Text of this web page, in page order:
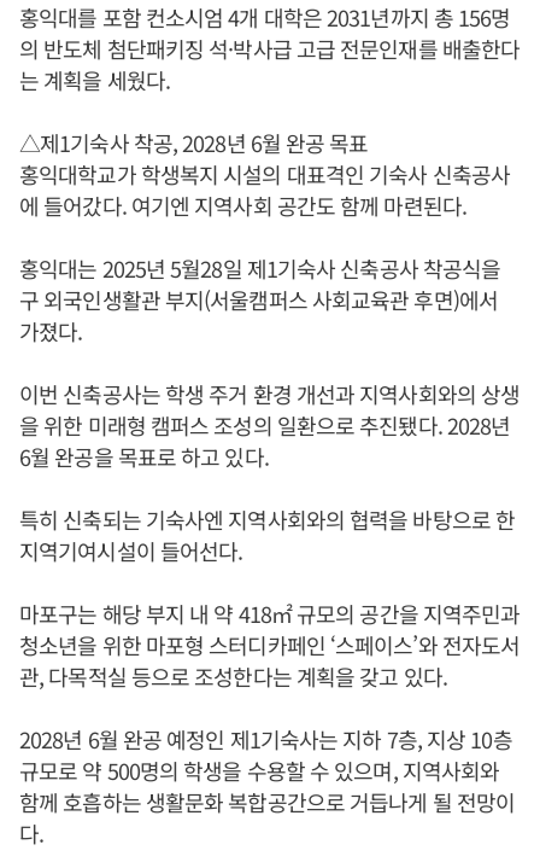
홍익대를 포함 컨소시엄 4개 대학은 2031년까지 총 156명
의 반도체 첨단패키징 석·박사급 고급 전문인재를 배출한다
는 계획을 세웠다.
△제1기숙사 착공, 2028년 6월 완공 목표
홍익대학교가 학생복지 시설의 대표격인 기숙사 신축공사
에 들어갔다. 여기엔 지역사회 공간도 함께 마련된다.
홍익대는 2025년 5월28일 제1기숙사 신축공사 착공식을
구 외국인생활관 부지(서울캠퍼스 사회교육관 후면)에서
가졌다.
이번 신축공사는 학생 주거 환경 개선과 지역사회와의 상생
을 위한 미래형 캠퍼스 조성의 일환으로 추진됐다. 2028년
6월 완공을 목표로 하고 있다.
특히 신축되는 기숙사엔 지역사회와의 협력을 바탕으로 한
지역기여시설이 들어선다.
마포구는 해당 부지 내 약 418㎡ 규모의 공간을 지역주민과
청소년을 위한 마포형 스터디카페인 ‘스페이스’와 전자도서
관, 다목적실 등으로 조성한다는 계획을 갖고 있다.
2028년 6월 완공 예정인 제1기숙사는 지하 7층, 지상 10층
규모로 약 500명의 학생을 수용할 수 있으며, 지역사회와
함께 호흡하는 생활문화 복합공간으로 거듭나게 될 전망이
다.